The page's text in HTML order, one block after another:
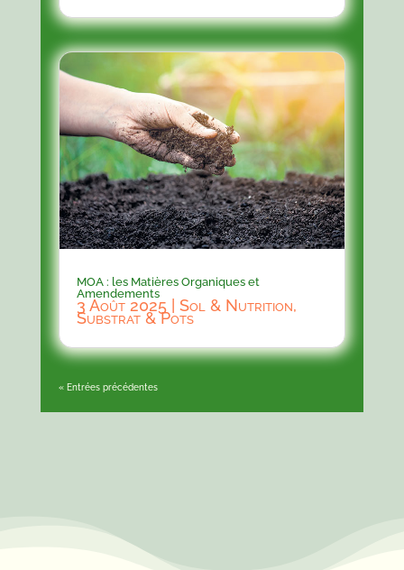
MOA : les Matières Organiques et
Amendements
3 Août 2025| Sol & Nutrition,
Substrat & Pots
« Entrées précédentes